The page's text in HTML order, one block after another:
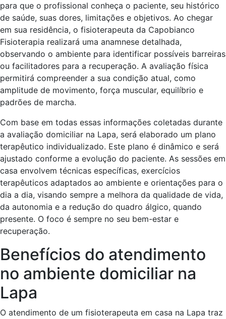
para que o profissional conheça o paciente, seu histórico
de saúde, suas dores, limitações e objetivos. Ao chegar
em sua residência, o fisioterapeuta da Capobianco
Fisioterapia realizará uma anamnese detalhada,
observando o ambiente para identificar possíveis barreiras
ou facilitadores para a recuperação. A avaliação física
permitirá compreender a sua condição atual, como
amplitude de movimento, força muscular, equilíbrio e
padrões de marcha.
Com base em todas essas informações coletadas durante
a avaliação domiciliar na Lapa, será elaborado um plano
terapêutico individualizado. Este plano é dinâmico e será
ajustado conforme a evolução do paciente. As sessões em
casa envolvem técnicas específicas, exercícios
terapêuticos adaptados ao ambiente e orientações para o
dia a dia, visando sempre a melhora da qualidade de vida,
da autonomia e a redução do quadro álgico, quando
presente. O foco é sempre no seu bem-estar e
recuperação.
Benefícios do atendimento
no ambiente domiciliar na
Lapa
O atendimento de um fisioterapeuta em casa na Lapa traz